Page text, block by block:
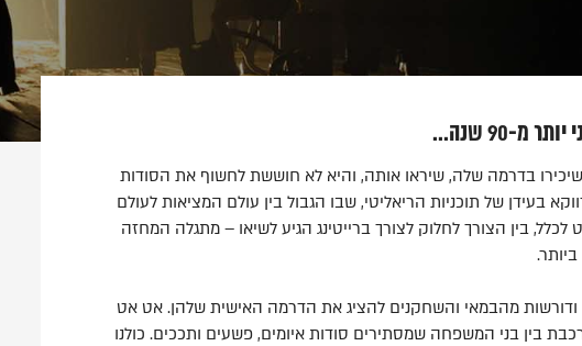
90 שנה...
בדרמה שלה, שיראו אותה, והיא לא חוששת לחשוף את הסודות
בעידן של תוכניות הריאליטי, שבו הגבול בין עולם המציאות לעולם
בין הצורך לחלוק לצורך ברייטינג הגיע לשיאו – מתגלה המחזה
ודורשות מהבמאי והשחקנים להציג את הדרמה האישית שלהן. אט אט
בין בני המשפחה שמסתירים סודות איומים, פשעים ותככים. כולנו